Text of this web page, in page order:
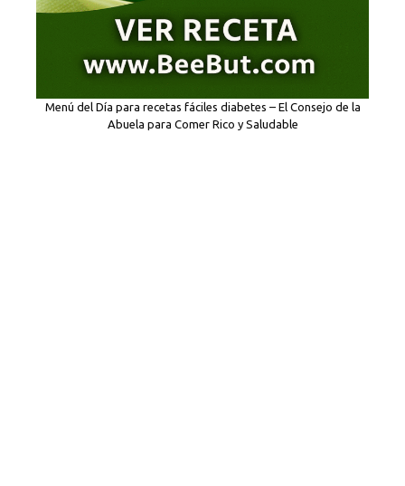
Menú del Día para recetas fáciles diabetes – El Consejo de la
Abuela para Comer Rico y Saludable